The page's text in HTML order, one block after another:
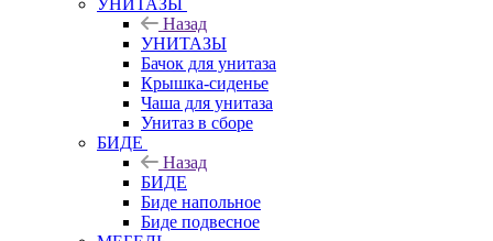
УНИТАЗЫ
Назад
УНИТАЗЫ
Бачок для унитаза
Крышка-сиденье
Чаша для унитаза
Унитаз в сборе
БИДЕ
Назад
БИДЕ
Биде напольное
Биде подвесное